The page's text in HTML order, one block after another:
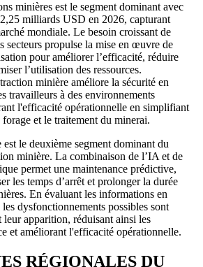
minières est le segment dominant avec
milliards USD en 2026, capturant
mondiale. Le besoin croissant de
secteurs propulse la mise en œuvre de
pour améliorer l’efficacité, réduire
l’utilisation des ressources.
minière améliore la sécurité en
travailleurs à des environnements
l'efficacité opérationnelle en simplifiant
forage et le traitement du minerai.
le deuxième segment dominant du
minière. La combinaison de l’IA et de
permet une maintenance prédictive,
les temps d’arrêt et prolonger la durée
En évaluant les informations en
dysfonctionnements possibles sont
leur apparition, réduisant ainsi les
et améliorant l'efficacité opérationnelle.
RÉGIONALES DU